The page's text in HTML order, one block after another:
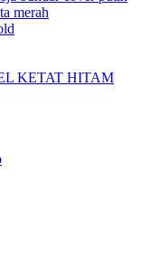
merah
KETAT HITAM